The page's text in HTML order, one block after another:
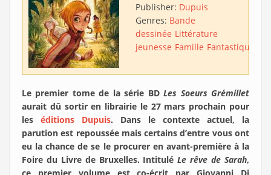
Publisher: Dupuis
Genres: Bande
dessinée Littérature
jeunesse Famille Fantastique
Le premier tome de la série BDLes Soeurs Grémillet
aurait dû sortir en librairie le 27 mars prochain pour
les éditions Dupuis. Dans le contexte actuel, la
parution est repoussée mais certains d’entre vous ont
eu la chance de se le procurer en avant-première à la
Foire du Livre de Bruxelles. Intitulé Le rêve de Sarah,